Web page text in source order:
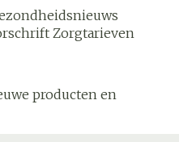
Zorgtarieven
producten en